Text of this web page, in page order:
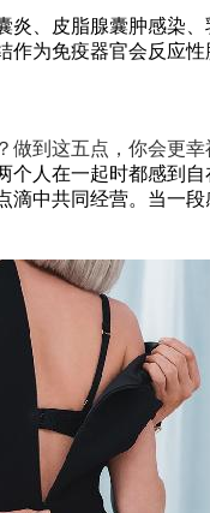
炎、皮脂腺囊肿感染
作为免疫器官会反应
做到这五点，你会更幸
个人在一起时都感到
滴中共同经营。当一